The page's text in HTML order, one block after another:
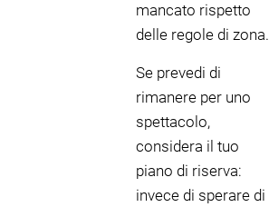
mancato rispetto
delle regole di zona.
Se prevedi di
rimanere per uno
spettacolo,
considera il tuo
piano di riserva:
invece di sperare di